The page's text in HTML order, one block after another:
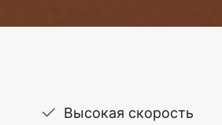
Высокая скорость